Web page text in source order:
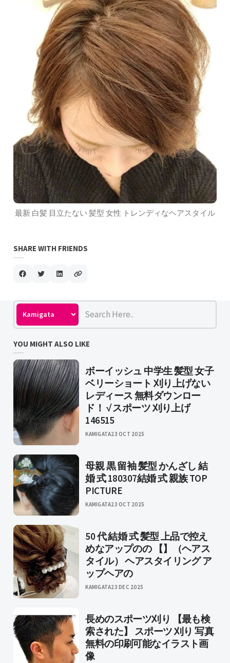
最新 白髪 目立たない 髪型 女性 トレンディなヘアスタイル
SHARE WITH FRIENDS
YOU MIGHT ALSO LIKE
ボーイッシュ 中学生 髪型 女子
ベリーショート 刈り上げない
レディース 無料ダウンロー
ド！ √ スポーツ 刈り上げ
146515
KAMIGATA23 OCT 2025
母親 黒 留袖 髪型 かんざし 結
婚 式 180307結婚 式 親族 TOP
PICTURE
KAMIGATA23 OCT 2025
50 代 結婚 式 髪型 上品で控え
めなアップのの 【】（ヘアス
タイル） ヘアスタイリング ア
ップヘアの
KAMIGATA23 DEC 2025
長めのスポーツ刈り 【最も検
索された】 スポーツ 刈り 写真
無料の印刷可能なイラスト画
像